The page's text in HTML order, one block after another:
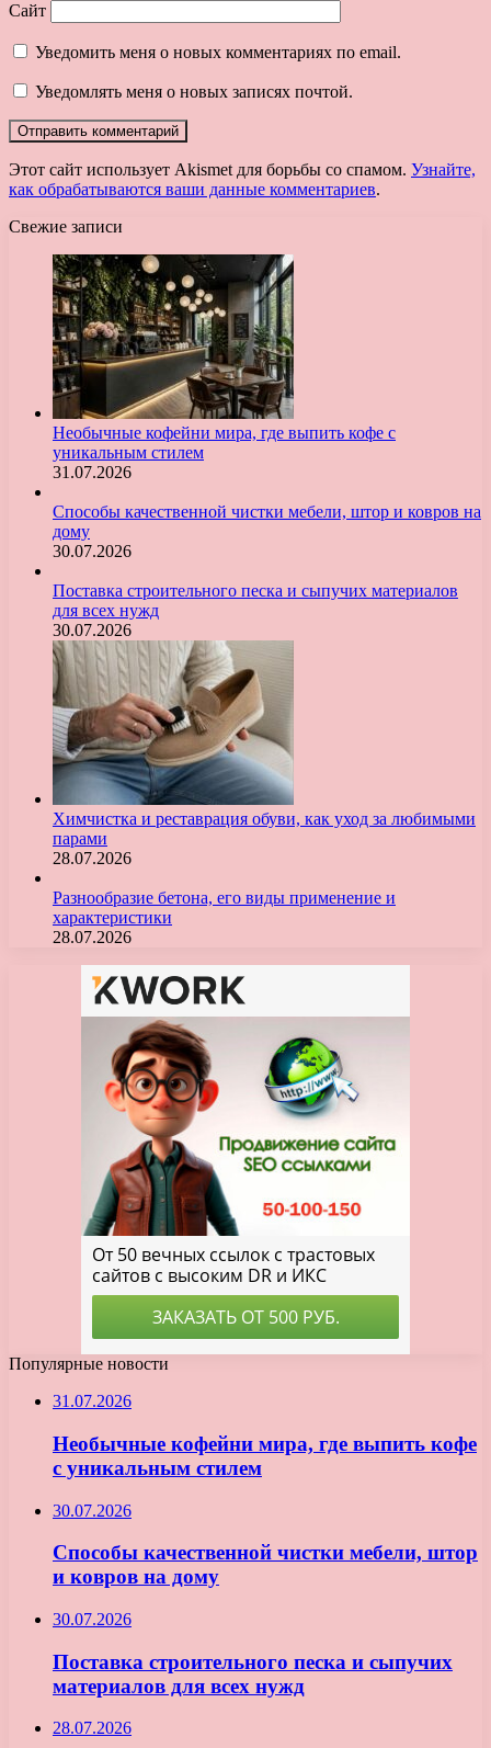
Сайт
Уведомить меня о новых комментариях по email.
Уведомлять меня о новых записях почтой.
Этот сайт использует Akismet для борьбы со спамом. Узнайте,
как обрабатываются ваши данные комментариев.
Свежие записи
Необычные кофейни мира, где выпить кофе с
уникальным стилем
31.07.2026
Способы качественной чистки мебели, штор и ковров на
дому
30.07.2026
Поставка строительного песка и сыпучих материалов
для всех нужд
30.07.2026
Химчистка и реставрация обуви, как уход за любимыми
парами
28.07.2026
Разнообразие бетона, его виды применение и
характеристики
28.07.2026
Популярные новости
31.07.2026
Необычные кофейни мира, где выпить кофе
с уникальным стилем
30.07.2026
Способы качественной чистки мебели, штор
и ковров на дому
30.07.2026
Поставка строительного песка и сыпучих
материалов для всех нужд
28.07.2026